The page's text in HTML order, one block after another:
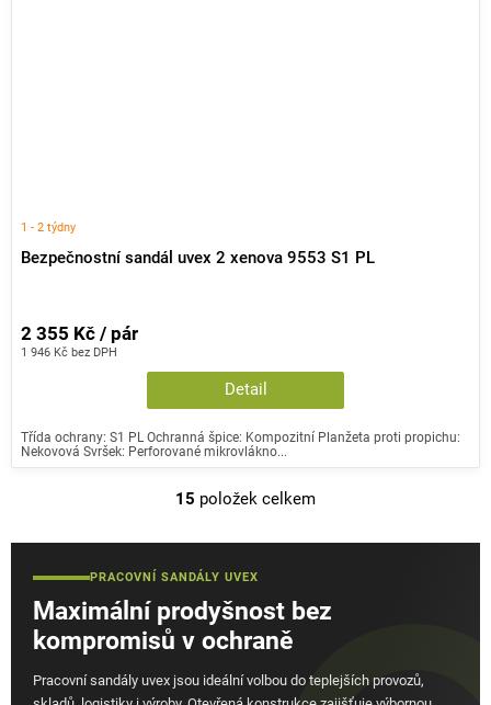
Bezpečnostní sandál uvex 2 xenova 9553 S1 PL
1 - 2 týdny
1 946 Kč bez DPH
2 355 Kč / pár
Detail
Třída ochrany: S1 PL Ochranná špice: Kompozitní Planžeta proti propichu:
Nekovová Svršek: Perforované mikrovlákno...
O
v
á
d
a
í
15 položek celkem
PRACOVNÍ SANDÁLY UVEX
Maximální prodyšnost bez
kompromisů v ochraně
Pracovní sandály uvex jsou ideální volbou do teplejších provozů,